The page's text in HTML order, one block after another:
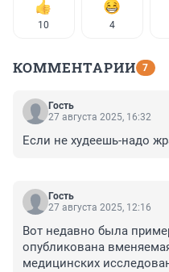
10 4
КОММЕНТАРИИ 7
Гость
27 августа 2025, 16:32
Если не худеешь-надо
Гость
27 августа 2025, 12:16
Вот недавно была
опубликована
медицинских